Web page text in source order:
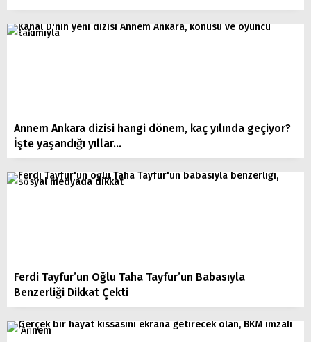
Annem Ankara dizisi hangi dönem, kaç yılında geçiyor?
İşte yaşandığı yıllar…
Ferdi Tayfur’un Oğlu Taha Tayfur’un Babasıyla
Benzerliği Dikkat Çekti